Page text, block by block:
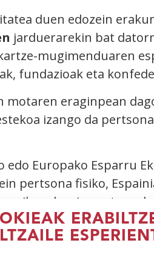
duen edozein
jarduerarekin bat
mugimenduaren
fundazioak eta
motaren eraginpean
izango da
edo Europako Esparru
pertsona fisiko,
edozein
erroldatuta egon
eskudunak emandako